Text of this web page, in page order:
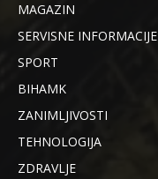
MAGAZIN
SERVISNE INFORMACIJE
SPORT
BIHAMK
ZANIMLJIVOSTI
TEHNOLOGIJA
ZDRAVLJE